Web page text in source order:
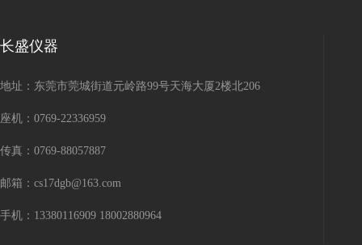
长盛仪器
地址：东莞市莞城街道元岭路99号天海大厦2楼北206
座机：0769-22336959
传真：0769-88057887
邮箱：cs17dgb@163.com
手机：13380116909 18002880964